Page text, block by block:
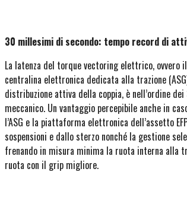
30 millesimi di secondo: tempo record di
La latenza del torque vectoring elettrico,
centralina elettronica dedicata alla trazione
distribuzione attiva della coppia, è nell’ordine
meccanico. Un vantaggio percepibile anche in
l’ASG e la piattaforma elettronica dell’assetto
sospensioni e dallo sterzo nonché la gestione
frenando in misura minima la ruota interna alla
ruota con il grip migliore.